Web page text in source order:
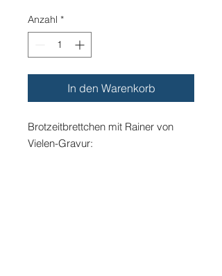
Anzahl *
In den Warenkorb
Brotzeitbrettchen mit Rainer von
Vielen-Gravur: